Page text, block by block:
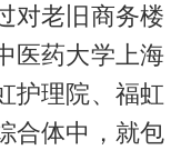
对老旧商务楼
医药大学上海
护理院、福虹
合体中，就包